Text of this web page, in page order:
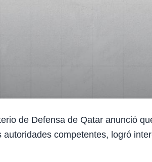
de Defensa de Qatar anunció
competentes, logró